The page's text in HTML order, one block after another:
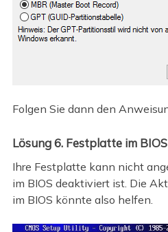
Folgen Sie dann den
Lösung 6. Festplatte im
Ihre Festplatte kann nicht
im BIOS deaktiviert ist. Die
im BIOS könnte also helfen.